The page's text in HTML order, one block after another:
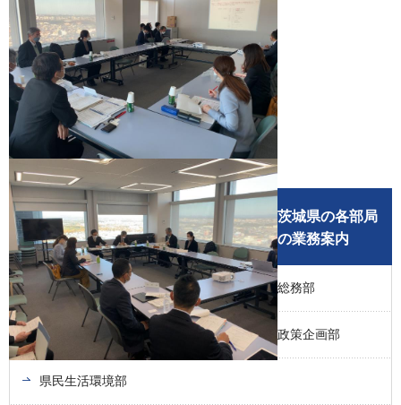
茨城県の各部局
の業務案内
総務部
政策企画部
県民生活環境部